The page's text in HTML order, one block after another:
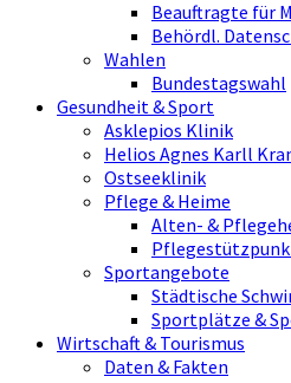
Beauftragte für
Behördl.
Wahlen
Bundestagswahl
Gesundheit & Sport
Asklepios Klinik
Helios Agnes Karll
Ostseeklinik
Pflege & Heime
Alten- &
Sportangebote
Städtische
Sportplätze &
Wirtschaft & Tourismus
Daten & Fakten